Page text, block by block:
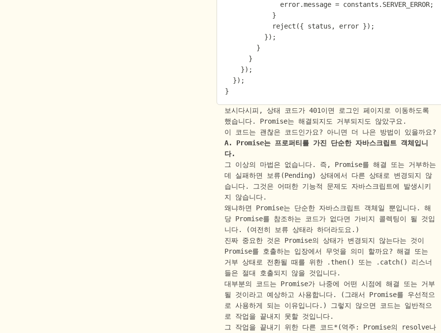
              error.message = constants.SERVER_ERROR;
            }
            reject({ status, error });
          });
        }
      }
    });
  });
}
보시다시피, 상태 코드가 401이면 로그인 페이지로 이동하도록
했습니다. Promise는 해결되지도 거부되지도 않았구요.
이 코드는 괜찮은 코드인가요? 아니면 더 나은 방법이 있을까요?
A. Promise는 프로퍼티를 가진 단순한 자바스크립트 객체입니
다.
그 이상의 마법은 없습니다. 즉, Promise를 해결 또는 거부하는
데 실패하면 보류(Pending) 상태에서 다른 상태로 변경되지 않
습니다. 그것은 어떠한 기능적 문제도 자바스크립트에 발생시키
지 않습니다.
왜냐하면 Promise는 단순한 자바스크립트 객체일 뿐입니다. 해
당 Promise를 참조하는 코드가 없다면 가비지 콜렉팅이 될 것입
니다. (여전히 보류 상태라 하더라도요.)
진짜 중요한 것은 Promise의 상태가 변경되지 않는다는 것이
Promise를 호출하는 입장에서 무엇을 의미 할까요? 해결 또는
거부 상태로 전환될 때를 위한 .then() 또는 .catch() 리스너
들은 절대 호출되지 않을 것입니다.
대부분의 코드는 Promise가 나중에 어떤 시점에 해결 또는 거부
될 것이라고 예상하고 사용합니다. (그래서 Promise를 우선적으
로 사용하게 되는 이유입니다.) 그렇지 않으면 코드는 일반적으
로 작업을 끝내지 못할 것입니다.
그 작업을 끝내기 위한 다른 코드*(역주: Promise의 resolve나